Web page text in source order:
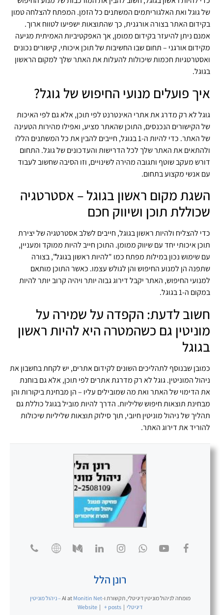
של גוגל ואת האלגוריתמים המשתנים כל הזמן. המפתח להצלחה טמון
בקידום האתר בצורה אורגנית, כך שהתוצאות ישפיעו לטווח ארוך.
אמנם ניתן להיעזר בקידום ממומן, אך האפקטיביות האמיתית מגיעה
מקידום אורגני – תחום שבו החשיבות של תוכן איכותי, קישורים נכונים
ואסטרטגיות חכמות שיכולות להעלות את האתר שלך למקום הראשון
בגוגל.
איך פועלים מנועי החיפוש של גוגל?
גוגל לא רק מדרג את אתרי האינטרנט לפי תוכן, אלא גם לפי האיכות
של הקישורים הנכנסים, התוכן שהאתר מציע, ואפילו מהירות הטעינה
של האתר. כדי להיות ה-1 בגוגל, חייבים להבין את כל המשתנים הללו
ולהתאים את האתר שלך לכל הדרישות והעדכונים של גוגל. התחום
דורש מעקב שוטף ותגובה מהירה לשינויים, וזו הסיבה שחשוב לעבוד
עם אנשי מקצוע בתחום.
השגת מקום ראשון בגוגל – אסטרטגיה
שכוללת תוכן ושיווק חכם
כדי להצליח ולהיות ראשון בגוגל, חייבים לשלב אסטרטגיה של יצירת
תוכן איכותי יחד עם שיווק ממומן. התוכן חייב להיות ממוקד ומעניין,
עם שימוש נכון במילות מפתח כמו "להיות ראשון בגוגל", בצורה
שתפנה הן למנוע החיפוש והן לגולש עצמו. כאשר התוכן מותאם
למנועי החיפוש, האתר יקבל דירוג גבוה יותר ויהיה קרוב יותר להיות
במקום ה-1 בגוגל.
חשוב לדעת: הקפדה על שמירה על
מוניטין גם כשהמטרה היא להיות ראשון
בגוגל
כמובן שבנוסף לתהליכים השונים לקידום אתרים, יש לקחת בחשבון את
ניהול המוניטין. גוגל לא רק מדרגת אתרים לפי תוכן, אלא גם בוחנת
את הדימוי של האתר ואת מה שמובילים עליו – הן מבחינת ביקורות והן
מבחינת תוצאות חיפוש שליליות. הדרך להיות מוביל בגוגל כוללת גם
תהליך של ניהול מוניטין חיובי, תוך סילוק תוצאות שליליות שיכולות
להוריד את דירוג האתר.
רונן הלל
מומחה לניהול מוניטין דיגיטלי, תקשורת ו-AI at
Monitin Net – ניהול מוניטין
דיגיטלי |
Website | + posts